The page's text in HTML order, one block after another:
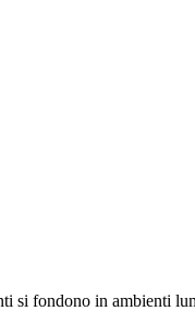
si fondono in ambienti